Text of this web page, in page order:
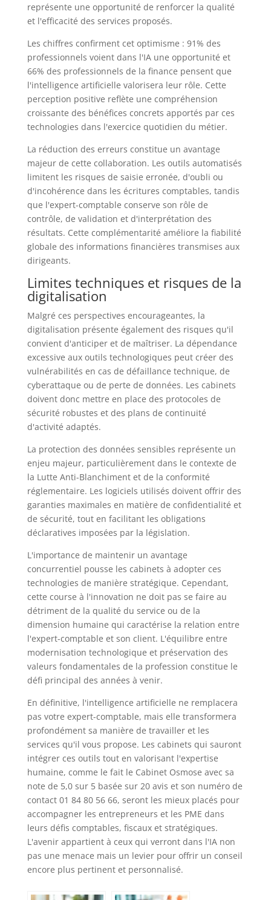
représente une opportunité de renforcer la qualité
et l'efficacité des services proposés.
Les chiffres confirment cet optimisme : 91% des
professionnels voient dans l'IA une opportunité et
66% des professionnels de la finance pensent que
l'intelligence artificielle valorisera leur rôle. Cette
perception positive reflète une compréhension
croissante des bénéfices concrets apportés par ces
technologies dans l'exercice quotidien du métier.
La réduction des erreurs constitue un avantage
majeur de cette collaboration. Les outils automatisés
limitent les risques de saisie erronée, d'oubli ou
d'incohérence dans les écritures comptables, tandis
que l'expert-comptable conserve son rôle de
contrôle, de validation et d'interprétation des
résultats. Cette complémentarité améliore la fiabilité
globale des informations financières transmises aux
dirigeants.
Limites techniques et risques de la
digitalisation
Malgré ces perspectives encourageantes, la
digitalisation présente également des risques qu'il
convient d'anticiper et de maîtriser. La dépendance
excessive aux outils technologiques peut créer des
vulnérabilités en cas de défaillance technique, de
cyberattaque ou de perte de données. Les cabinets
doivent donc mettre en place des protocoles de
sécurité robustes et des plans de continuité
d'activité adaptés.
La protection des données sensibles représente un
enjeu majeur, particulièrement dans le contexte de
la Lutte Anti-Blanchiment et de la conformité
réglementaire. Les logiciels utilisés doivent offrir des
garanties maximales en matière de confidentialité et
de sécurité, tout en facilitant les obligations
déclaratives imposées par la législation.
L'importance de maintenir un avantage
concurrentiel pousse les cabinets à adopter ces
technologies de manière stratégique. Cependant,
cette course à l'innovation ne doit pas se faire au
détriment de la qualité du service ou de la
dimension humaine qui caractérise la relation entre
l'expert-comptable et son client. L'équilibre entre
modernisation technologique et préservation des
valeurs fondamentales de la profession constitue le
défi principal des années à venir.
En définitive, l'intelligence artificielle ne remplacera
pas votre expert-comptable, mais elle transformera
profondément sa manière de travailler et les
services qu'il vous propose. Les cabinets qui sauront
intégrer ces outils tout en valorisant l'expertise
humaine, comme le fait le Cabinet Osmose avec sa
note de 5,0 sur 5 basée sur 20 avis et son numéro de
contact 01 84 80 56 66, seront les mieux placés pour
accompagner les entrepreneurs et les PME dans
leurs défis comptables, fiscaux et stratégiques.
L'avenir appartient à ceux qui verront dans l'IA non
pas une menace mais un levier pour offrir un conseil
encore plus pertinent et personnalisé.